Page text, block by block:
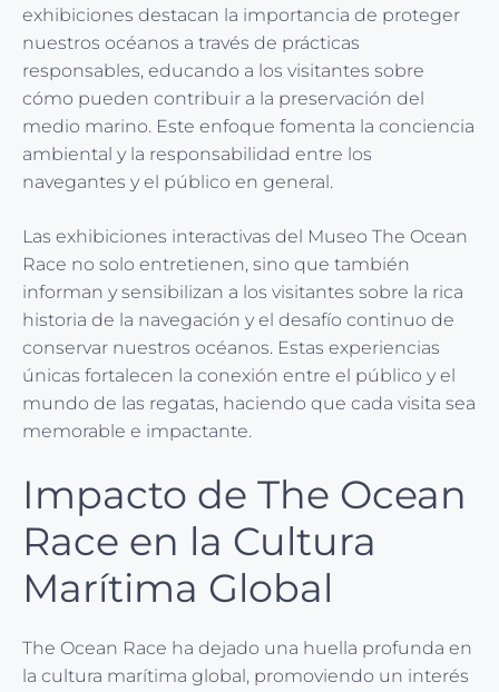
exhibiciones destacan la importancia de proteger
nuestros océanos a través de prácticas
responsables, educando a los visitantes sobre
cómo pueden contribuir a la preservación del
medio marino. Este enfoque fomenta la conciencia
ambiental y la responsabilidad entre los
navegantes y el público en general.
Las exhibiciones interactivas del Museo The Ocean
Race no solo entretienen, sino que también
informan y sensibilizan a los visitantes sobre la rica
historia de la navegación y el desafío continuo de
conservar nuestros océanos. Estas experiencias
únicas fortalecen la conexión entre el público y el
mundo de las regatas, haciendo que cada visita sea
memorable e impactante.
Impacto de The Ocean
Race en la Cultura
Marítima Global
The Ocean Race ha dejado una huella profunda en
la cultura marítima global, promoviendo un interés